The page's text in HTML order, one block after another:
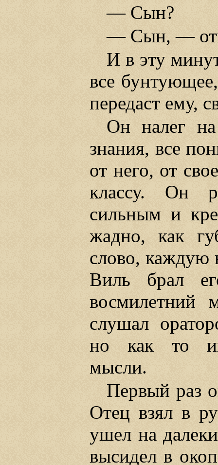
— Сын?
— Сын, —
И в эту
все
передаст ему,
Он налег
знания, все
от него, от
классу. Он
сильным и
жадно, как
слово, каждую
Виль брал
восмилетний
слушал
но как то
мысли.
Первый раз
Отец взял в
ушел на
высидел в